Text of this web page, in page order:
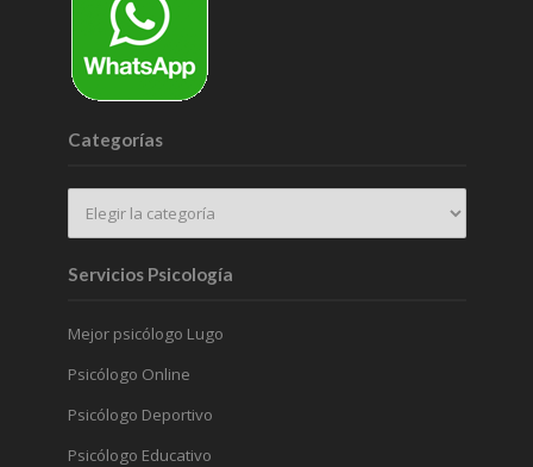
Categorías
Servicios Psicología
Mejor psicólogo Lugo
Psicólogo Online
Psicólogo Deportivo
Psicólogo Educativo